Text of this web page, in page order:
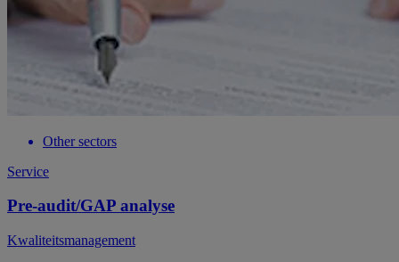
Other sectors
Service
Pre-audit/GAP analyse
Kwaliteitsmanagement